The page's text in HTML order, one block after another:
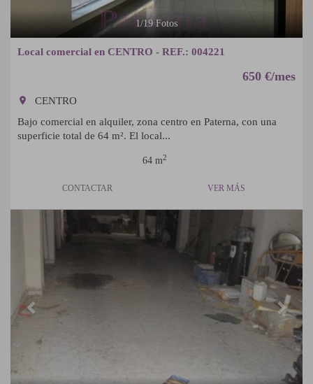
1 /19Fotos
Local comercial en CENTRO - REF.: 004221
650 €/mes
room
CENTRO
Bajo comercial en alquiler, zona centro en Paterna, con una
superficie total de 64 m². El local...
64 m2
CONTACTAR VER MÁS
Previous